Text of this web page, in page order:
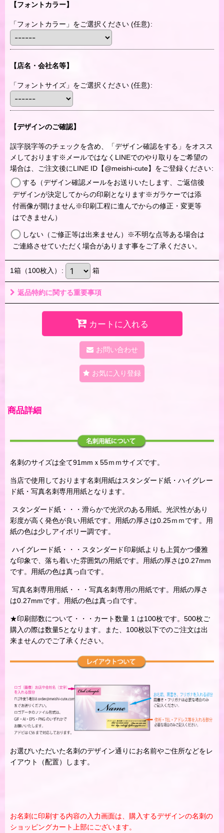
【フォントカラー】
「フォントカラー」をご選択ください (任意):
【店名・会社名等】
「フォントサイズ」をご選択ください (任意):
【デザインのご確認】
誤字脱字等のチェックを含め、「デザイン確認をする」をオスス
メしております※メールではなくLINEでのやり取りをご希望の
場合は、ご注文後にLINE ID【@meishi-cute】をご登録ください:
する（デザイン確認メールをお送りいたします、ご返信後
デザインが決定してからの印刷となります※ガラケーでは添
付画像が開けません※印刷工程に進んでからの修正・変更等
はできません）
しない（ご修正等は出来ません）※不明な点等ある場合は
ご連絡させていただく場合があります事をご了承ください。
1箱（100枚入） : 箱
返品特約に関する重要事項
カートに入れる
お問い合わせ
お気に入り登録
商品詳細
名刺のサイズは全て91mmｘ55ｍｍサイズです。
当店で使用しております名刺用紙はスタンダード紙・ハイグレー
ド紙・写真名刺専用用紙となります。
スタンダード紙・・・滑らかで光沢のある用紙。光沢性があり
彩度が高く発色が良い用紙です。用紙の厚さは0.25ｍｍです。用
紙の色は少しアイボリー調です。
ハイグレード紙・・・スタンダード印刷紙よりも上質かつ優雅
な印象で、落ち着いた雰囲気の用紙です。用紙の厚さは0.27mm
です。用紙の色は真っ白です。
写真名刺専用用紙・・・写真名刺専用の用紙です。用紙の厚さ
は0.27mmです。用紙の色は真っ白です。
★印刷部数について・・・カート数量 1 は100枚です。500枚ご
購入の際は数量5となります。また、100枚以下でのご注文は出
来ませんのでご了承ください。
お選びいただいた名刺のデザイン通りにお名前やご住所などをレ
イアウト（配置）します。
お名刺に印刷する内容の入力画面は、購入するデザインの名刺の
ショッピングカート上部にございます。